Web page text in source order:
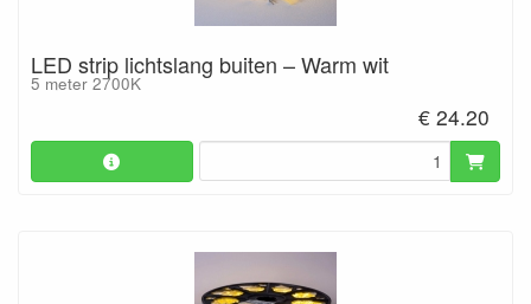
LED strip lichtslang buiten – Warm wit
5 meter 2700K
€ 24.20